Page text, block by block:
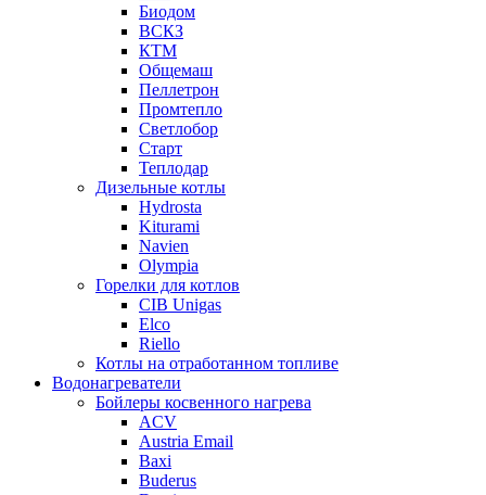
Биодом
ВСКЗ
КТМ
Общемаш
Пеллетрон
Промтепло
Светлобор
Старт
Теплодар
Дизельные котлы
Hydrosta
Kiturami
Navien
Olympia
Горелки для котлов
CIB Unigas
Elco
Riello
Котлы на отработанном топливе
Водонагреватели
Бойлеры косвенного нагрева
ACV
Austria Email
Baxi
Buderus